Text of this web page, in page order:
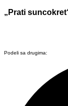
„Prati
Podeli sa drugima: